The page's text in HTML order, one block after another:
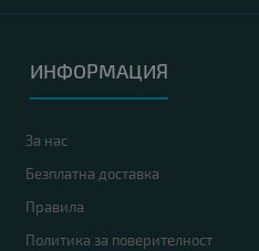
ИНФОРМАЦИЯ
За нас
Безплатна доставка
Правила
Политика за поверителност